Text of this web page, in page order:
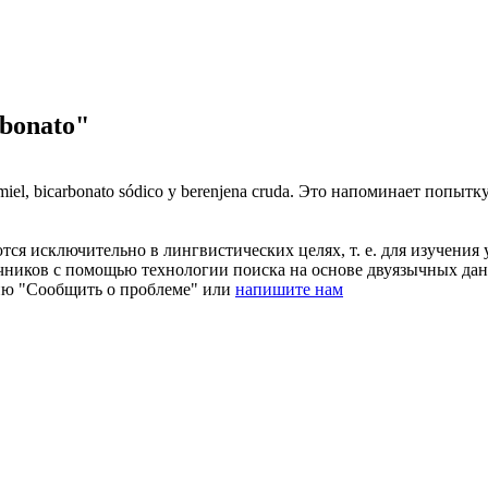
bicarbonato sódico y berenjena cruda. Это напоминает
исключительно в лингвистических целях, т. е. для
с помощью технологии поиска на основе двуязычных
"Сообщить о проблеме" или напишите нам